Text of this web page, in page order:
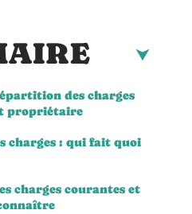
des charges
propriétaire
charges : qui fait quoi
charges courantes et